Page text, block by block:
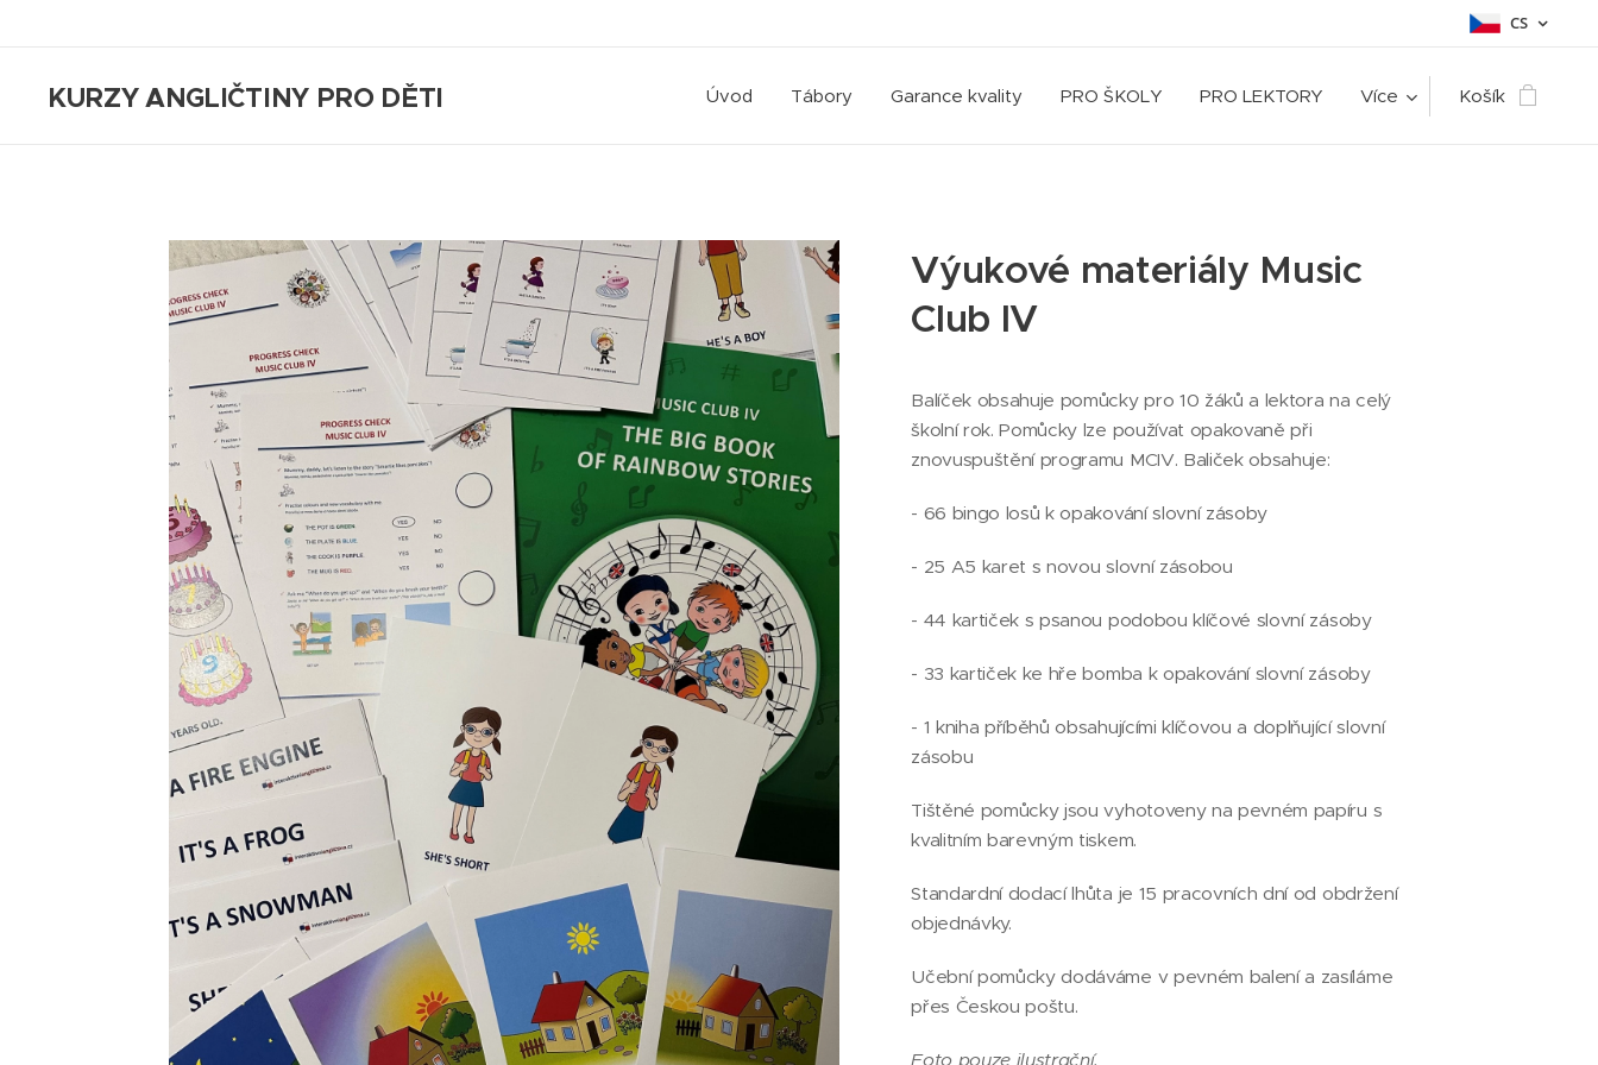
CS
KURZY ANGLIČTINY PRO DĚTI Úvod Tábory Garance kvality PRO ŠKOLY PRO LEKTORY Více Košík
Výukové materiály Music
Club IV
Balíček obsahuje pomůcky pro 10 žáků a lektora na celý
školní rok. Pomůcky lze používat opakovaně při
znovuspuštění programu MCIV. Baliček obsahuje:
- 66 bingo losů k opakování slovní zásoby
- 25 A5 karet s novou slovní zásobou
- 44 kartiček s psanou podobou klíčové slovní zásoby
- 33 kartiček ke hře bomba k opakování slovní zásoby
- 1 kniha příběhů obsahujícími klíčovou a doplňující slovní
zásobu
Tištěné pomůcky jsou vyhotoveny na pevném papíru s
kvalitním barevným tiskem.
Standardní dodací lhůta je 15 pracovních dní od obdržení
objednávky.
Učební pomůcky dodáváme v pevném balení a zasíláme
přes Českou poštu.
Foto pouze ilustrační.